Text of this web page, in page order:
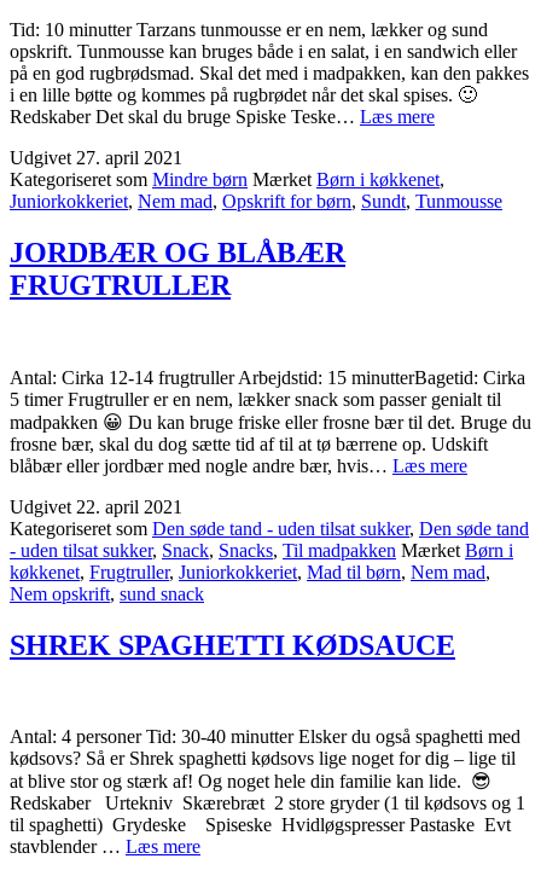
Tid: 10 minutter Tarzans tunmousse er en nem, lækker og sund
opskrift. Tunmousse kan bruges både i en salat, i en sandwich eller
på en god rugbrødsmad. Skal det med i madpakken, kan den pakkes
i en lille bøtte og kommes på rugbrødet når det skal spises. 🙂
Redskaber Det skal du bruge Spiske Teske… Læs mereTARZANS
Udgivet 27. april 2021
Kategoriseret som Mindre børn Mærket Børn i køkkenet,
Juniorkokkeriet, Nem mad, Opskrift for børn, Sundt, Tunmousse
JORDBÆR OG BLÅBÆR
FRUGTRULLER
Antal: Cirka 12-14 frugtruller Arbejdstid: 15 minutterBagetid: Cirka
5 timer Frugtruller er en nem, lækker snack som passer genialt til
madpakken 😀 Du kan bruge friske eller frosne bær til det. Bruge du
frosne bær, skal du dog sætte tid af til at tø bærrene op. Udskift
blåbær eller jordbær med nogle andre bær, hvis… Læs mere
Udgivet 22. april 2021
Kategoriseret som Den søde tand - uden tilsat sukker, Den søde tand
- uden tilsat sukker, Snack, Snacks, Til madpakken Mærket Børn i
køkkenet, Frugtruller, Juniorkokkeriet, Mad til børn, Nem mad,
Nem opskrift, sund snack
SHREK SPAGHETTI KØDSAUCE
Antal: 4 personer Tid: 30-40 minutter Elsker du også spaghetti med
kødsovs? Så er Shrek spaghetti kødsovs lige noget for dig – lige til
at blive stor og stærk af! Og noget hele din familie kan lide. 😎
Redskaber Urtekniv Skærebræt 2 store gryder (1 til kødsovs og 1
til spaghetti) Grydeske Spiseske Hvidløgspresser Pastaske Evt
stavblender … Læs mereSHREK